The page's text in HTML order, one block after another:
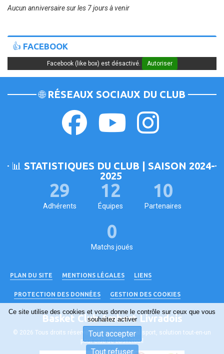
Aucun anniversaire sur les 7 jours à venir
👍 FACEBOOK
Facebook (like box) est désactivé. Autoriser
🌐 RÉSEAUX SOCIAUX DU CLUB
📊 STATISTIQUES DU CLUB | SAISON 2024-
2025
29
Adhérents
12
Équipes
10
Partenaires
0
Matchs joués
PLAN DU SITE MENTIONS LÉGALES LIENS
PROTECTION DES DONNÉES GESTION DES COOKIES
Basket Club Ambert Livradois
© 2026 Tous droits réservés - Propulsé parKalisport, solution tout-en-un
pour club de basketball
Ce site utilise des cookies et vous donne le contrôle sur ceux que vous
souhaitez activer
Tout accepter
Tout refuser